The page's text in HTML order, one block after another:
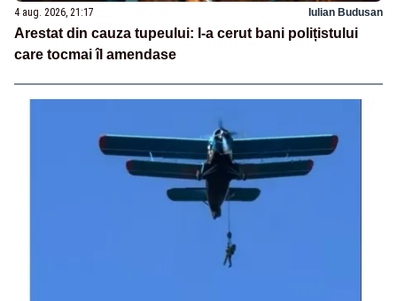
4 aug. 2026, 21:17 Iulian Budusan
Arestat din cauza tupeului: I-a cerut bani polițistului
care tocmai îl amendase